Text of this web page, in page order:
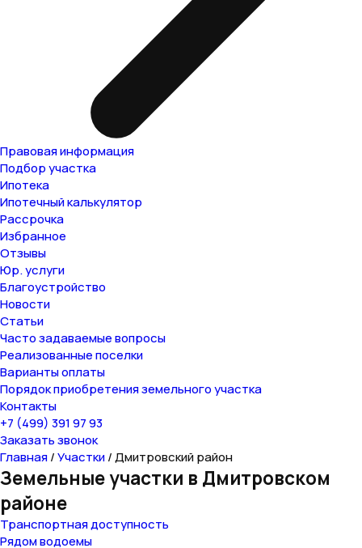
Правовая информация
Подбор участка
Ипотека
Ипотечный калькулятор
Рассрочка
Избранное
Отзывы
Юр. услуги
Благоустройство
Новости
Статьи
Часто задаваемые вопросы
Реализованные поселки
Варианты оплаты
Порядок приобретения земельного участка
Контакты
+7 (499) 391 97 93
Заказать звонок
Главная/Участки/Дмитровский район
Земельные участки в Дмитровском
районе
Транспортная доступность
Рядом водоемы